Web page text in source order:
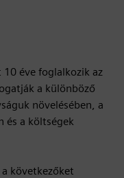
éve foglalkozik az
a különböző
növelésében, a
és a költségek
következőket